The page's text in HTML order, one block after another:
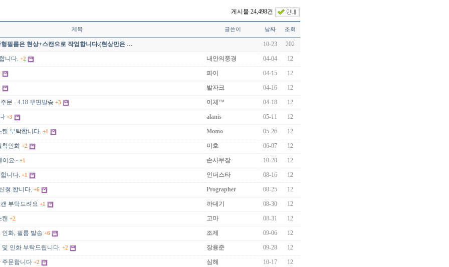
게시물 24,498건
제목 글쓴이 날짜 조회
형필름은 현상+스캔으로 작업합니다.(현상만은 … 10-23 202
니다. +2 내안의풍경 04-04 12
파이 04-15 12
발자크 04-16 12
문 - 4.18 우편발송 +3 이체™ 04-18 12
+3 alanis 05-11 12
부탁합니다. +1 Momo 05-26 12
착인화 +2 미호 06-07 12
이요~ +1 손사무장 10-28 12
니다. +1 인더스타 08-16 12
청 합니다. +6 Prographer 08-25 12
부탁드려요 +1 까대기 08-30 12
캔 +2 고마 08-31 12
화, 필름 발송 +6 조제 09-06 12
인화 부탁드립니다. +2 장용준 09-28 12
주문합니다 +2 심해 10-17 12